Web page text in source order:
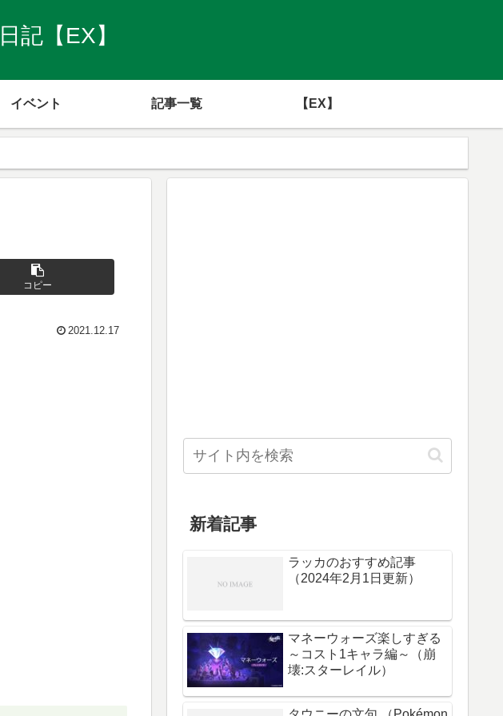
記【EX】
イベント 記事一覧 【EX】
コピー
2021.12.17
新着記事
ラッカのおすすめ記事
（2024年2月1日更新）
マネーウォーズ楽しすぎる
～コスト1キャラ編～（崩
壊:スターレイル）